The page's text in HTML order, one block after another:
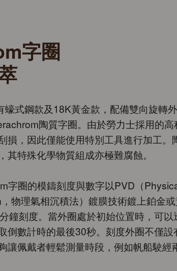
字圈
蠔式鋼款及18K黃金款，配備雙向旋轉
陶質字圈。由於勞力士採用的高
損，因此僅能使用特別工具進行加工。
其特殊化學物質組成亦極難腐蝕。
字圈的模鑄刻度與數字以PVD（
物理氣相沉積法）鍍膜技術鍍上鉑金或
鐘刻度。當外圈處於初始位置時，可以
倒數計時的最後30秒。刻度外圈不僅設
讓佩戴者輕鬆測量時段，例如帆船駛經